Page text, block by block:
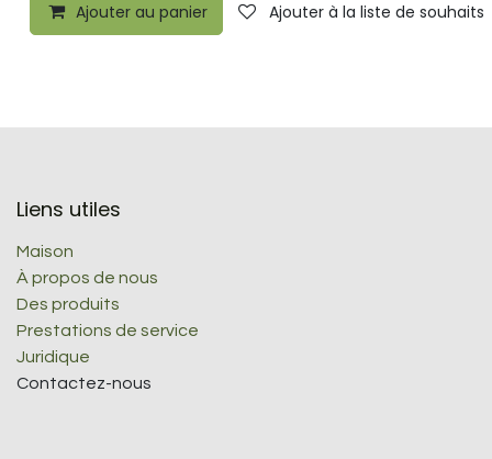
Ajouter au panier Ajouter à la liste de souhaits
Liens utiles
Maison
À propos de nous
Des produits
Prestations de service
Juridique
Contactez-nous